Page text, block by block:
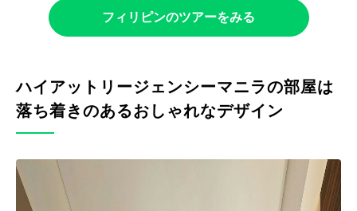
フィリピンのツアーをみる
ハイアットリージェンシーマニラの部屋は
落ち着きのあるおしゃれなデザイン